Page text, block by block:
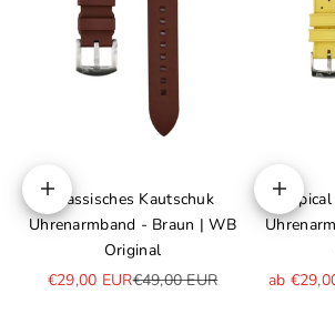
Optionen auswählen
Klassisches Kautschuk
Uhrenarmband - Braun | WB
Original
Angebot
€29,00 EURRegulärer Preis
€49,00 EUR
Angebot
ab